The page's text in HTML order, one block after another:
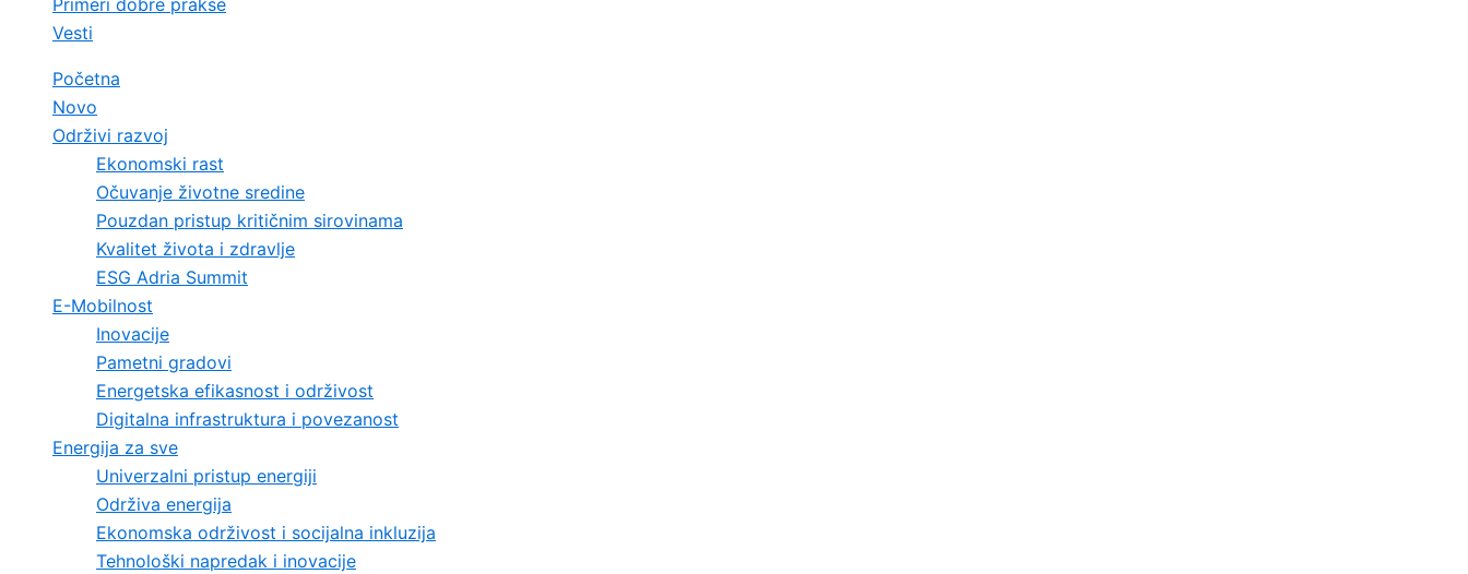
Primeri dobre prakse
Vesti
Početna
Novo
Održivi razvoj
Ekonomski rast
Očuvanje životne sredine
Pouzdan pristup kritičnim sirovinama
Kvalitet života i zdravlje
ESG Adria Summit
E-Mobilnost
Inovacije
Pametni gradovi
Energetska efikasnost i održivost
Digitalna infrastruktura i povezanost
Energija za sve
Univerzalni pristup energiji
Održiva energija
Ekonomska održivost i socijalna inkluzija
Tehnološki napredak i inovacije